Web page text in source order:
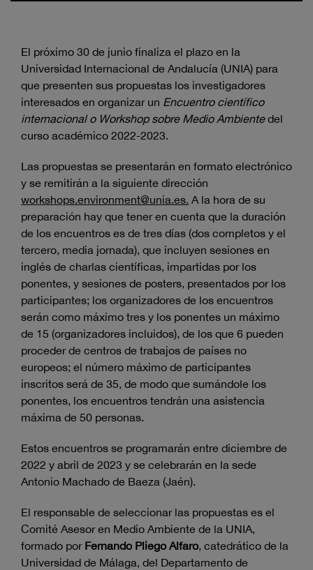
El próximo 30 de junio finaliza el plazo en la
Universidad Internacional de Andalucía (UNIA) para
que presenten sus propuestas los investigadores
interesados en organizar un Encuentro científico
internacional o Workshop sobre Medio Ambientedel
curso académico 2022-2023.
Las propuestas se presentarán en formato electrónico
y se remitirán a la siguiente dirección
workshops.environment@unia.es. A la hora de su
preparación hay que tener en cuenta que la duración
de los encuentros es de tres días (dos completos y el
tercero, media jornada), que incluyen sesiones en
inglés de charlas científicas, impartidas por los
ponentes, y sesiones de posters, presentados por los
participantes; los organizadores de los encuentros
serán como máximo tres y los ponentes un máximo
de 15 (organizadores incluidos), de los que 6 pueden
proceder de centros de trabajos de países no
europeos; el número máximo de participantes
inscritos será de 35, de modo que sumándole los
ponentes, los encuentros tendrán una asistencia
máxima de 50 personas.
Estos encuentros se programarán entre diciembre de
2022 y abril de 2023 y se celebrarán en la sede
Antonio Machado de Baeza (Jaén).
El responsable de seleccionar las propuestas es el
Comité Asesor en Medio Ambiente de la UNIA,
formado por Fernando Pliego Alfaro, catedrático de la
Universidad de Málaga, del Departamento de